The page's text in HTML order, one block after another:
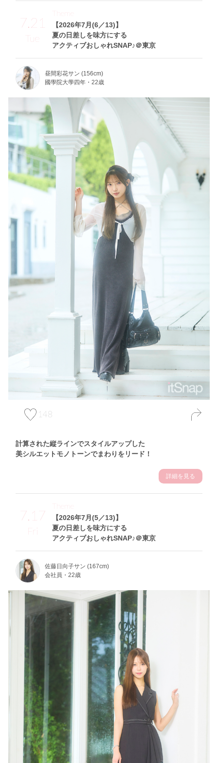
7.21
Tue
【2026年7月(6／13)】
夏の日差しを味方にする
アクティブおしゃれSNAP♪＠東京
Theme
昼間彩花サン (156cm)
國學院大學四年・22歳
148
計算された縦ラインでスタイルアップした
美シルエットモノトーンでまわりをリード！
詳細を見る
7.17
Fri
【2026年7月(5／13)】
夏の日差しを味方にする
アクティブおしゃれSNAP♪＠東京
Theme
佐藤日向子サン (167cm)
会社員・22歳